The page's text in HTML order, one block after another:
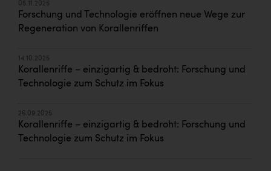
05.11.2025
Forschung und Technologie eröffnen neue Wege zur
Regeneration von Korallenriffen
14.10.2025
Korallenriffe – einzigartig & bedroht: Forschung und
Technologie zum Schutz im Fokus
26.09.2025
Korallenriffe – einzigartig & bedroht: Forschung und
Technologie zum Schutz im Fokus